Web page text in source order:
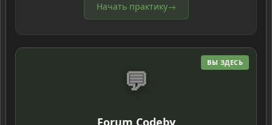
Начать практику→
ВЫ ЗДЕСЬ
💬
Forum Codeby